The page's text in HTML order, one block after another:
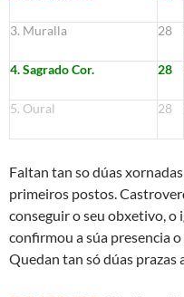
3. Muralla 28
4. Sagrado Cor. 28
5. Oural 28
Faltan tan so dúas
primeiros postos.
conseguir o seu obxetivo, o
confirmou a súa presencia
Quedan tan só dúas prazas